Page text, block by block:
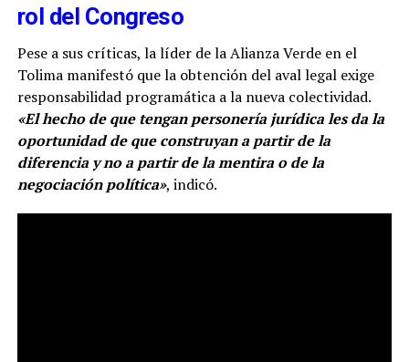
rol del Congreso
Pese a sus críticas, la líder de la Alianza Verde en el
Tolima manifestó que la obtención del aval legal exige
responsabilidad programática a la nueva colectividad.
«El hecho de que tengan personería jurídica les da la
oportunidad de que construyan a partir de la
diferencia y no a partir de la mentira o de la
negociación política», indicó.